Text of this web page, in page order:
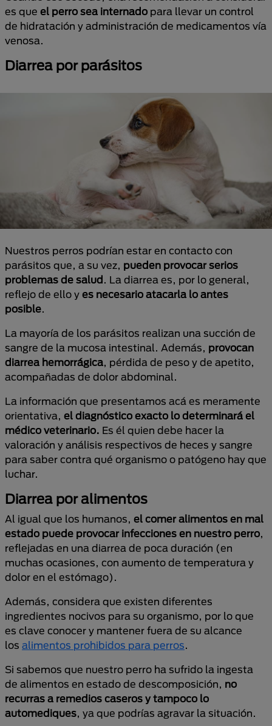
es que el perro sea internado para llevar un control
de hidratación y administración de medicamentos vía
venosa.
Diarrea por parásitos
Nuestros perros podrían estar en contacto con
parásitos que, a su vez, pueden provocar serios
problemas de salud. La diarrea es, por lo general,
reflejo de ello y es necesario atacarla lo antes
posible.
La mayoría de los parásitos realizan una succión de
sangre de la mucosa intestinal. Además, provocan
diarrea hemorrágica, pérdida de peso y de apetito,
acompañadas de dolor abdominal.
La información que presentamos acá es meramente
orientativa, el diagnóstico exacto lo determinará el
médico veterinario. Es él quien debe hacer la
valoración y análisis respectivos de heces y sangre
para saber contra qué organismo o patógeno hay que
luchar.
Diarrea por alimentos
Al igual que los humanos, el comer alimentos en mal
estado puede provocar infecciones en nuestro perro,
reflejadas en una diarrea de poca duración (en
muchas ocasiones, con aumento de temperatura y
dolor en el estómago).
Además, considera que existen diferentes
ingredientes nocivos para su organismo, por lo que
es clave conocer y mantener fuera de su alcance
los alimentos prohibidos para perros.
Si sabemos que nuestro perro ha sufrido la ingesta
de alimentos en estado de descomposición, no
recurras a remedios caseros y tampoco lo
automediques, ya que podrías agravar la situación.